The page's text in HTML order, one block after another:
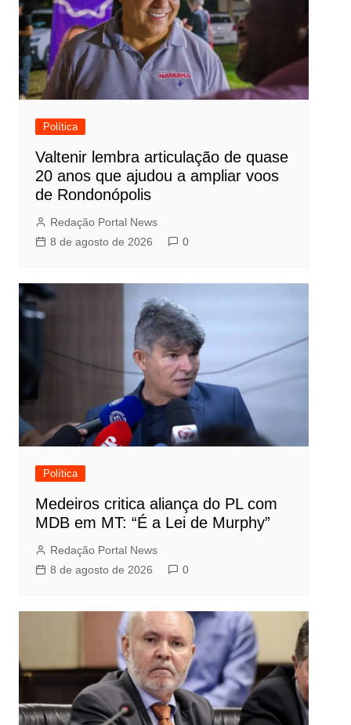
Política
Valtenir lembra articulação de quase
20 anos que ajudou a ampliar voos
de Rondonópolis
Redação Portal News
8 de agosto de 2026
0
Política
Medeiros critica aliança do PL com
MDB em MT: “É a Lei de Murphy”
Redação Portal News
8 de agosto de 2026
0